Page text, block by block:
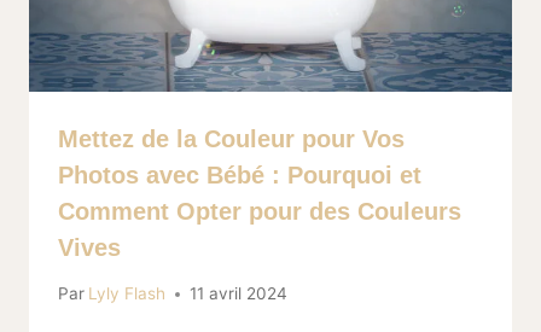
Mettez de la Couleur pour Vos
Photos avec Bébé : Pourquoi et
Comment Opter pour des Couleurs
Vives
Par Lyly Flash 11 avril 2024